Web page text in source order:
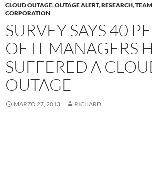
CLOUD OUTAGE,OUTAGE ALERT,RESEARCH,
CORPORATION
SURVEY SAYS 40
OF IT MANAGERS
SUFFERED A
OUTAGE
MARZO 27, 2013 RICHARD